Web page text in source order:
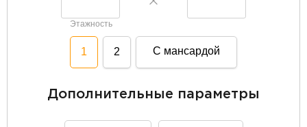
Этажность
1 2 С мансардой
Дополнительные параметры